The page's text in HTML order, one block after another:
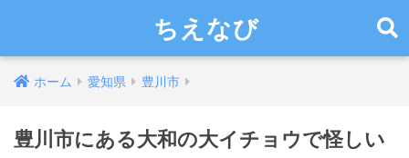
ちえなび
ホーム 愛知県 豊川市
豊川市にある大和の大イチョウで怪しい